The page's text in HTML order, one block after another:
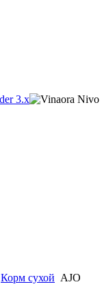
Корм сухой AJO